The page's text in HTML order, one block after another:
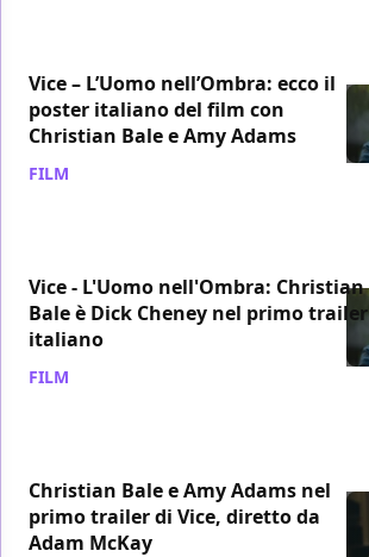
Vice – L’Uomo nell’Ombra: ecco il
poster italiano del film con
Christian Bale e Amy Adams
FILM
Vice - L'Uomo nell'Ombra: Christian
Bale è Dick Cheney nel primo trailer
italiano
FILM
Christian Bale e Amy Adams nel
primo trailer di Vice, diretto da
Adam McKay